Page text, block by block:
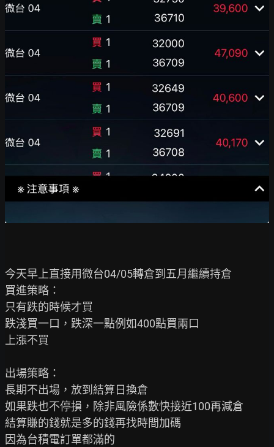
今天早上直接用微台04/05轉倉到五月繼續持倉
買進策略：
只有跌的時候才買
跌淺買一口，跌深一點例如400點買兩口
上漲不買
出場策略：
長期不出場，放到結算日換倉
如果跌也不停損，除非風險係數快接近100再減倉
結算賺的錢就是多的錢再找時間加碼
因為台積電訂單都滿的